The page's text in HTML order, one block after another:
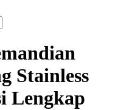
Stainless
Lengkap